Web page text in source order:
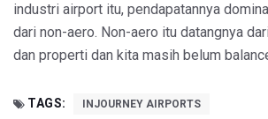
industri airport itu, pendapatannya
dari non-aero. Non-aero itu datangnya
dan properti dan kita masih belum
TAGS: INJOURNEY AIRPORTS